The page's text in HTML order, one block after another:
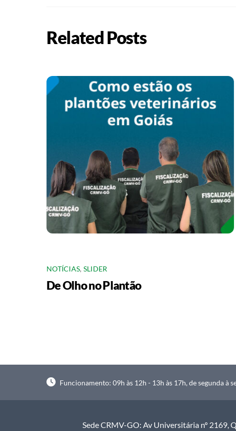
Related Posts
NOTÍCIAS, SLIDER
De Olho no Plantão
Funcionamento: 09h às 12h - 13h às 17h, de segunda à
Sede CRMV-GO: Av Universitária nº 2169,